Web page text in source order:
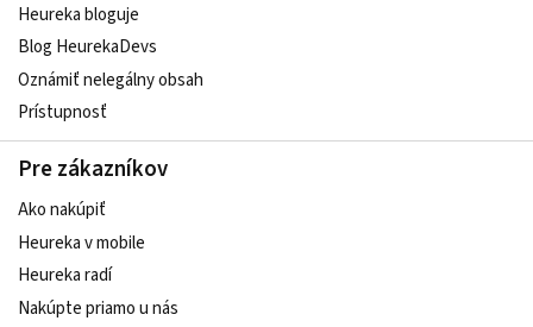
Heureka bloguje
Blog HeurekaDevs
Oznámiť nelegálny obsah
Prístupnosť
Pre zákazníkov
Ako nakúpiť
Heureka v mobile
Heureka radí
Nakúpte priamo u nás